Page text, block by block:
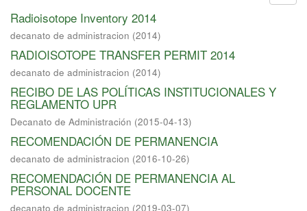
Radioisotope Inventory 2014
decanato de administracion (2014)
RADIOISOTOPE TRANSFER PERMIT 2014
decanato de administracion (2014)
RECIBO DE LAS POLÍTICAS INSTITUCIONALES Y
REGLAMENTO UPR
Decanato de Administración (2015-04-13)
RECOMENDACIÓN DE PERMANENCIA
decanato de administracion (2016-10-26)
RECOMENDACIÓN DE PERMANENCIA AL
PERSONAL DOCENTE
decanato de administracion (2019-03-07)